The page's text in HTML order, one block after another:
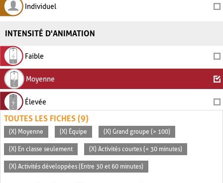
Individuel
INTENSITÉ D'ANIMATION
Faible
Moyenne
Élevée
TOUTES LES FICHES (9)
(X) Moyenne (X) Équipe (X) Grand groupe (> 100)
(X) En classe seulement (X) Activités courtes (< 30 minutes)
(X) Activités développées (Entre 30 et 60 minutes)